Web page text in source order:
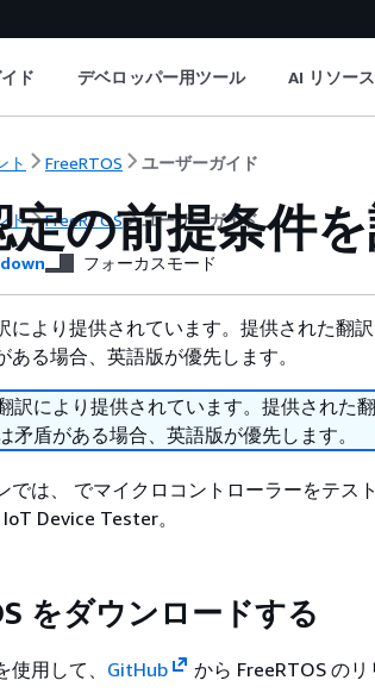
ド デベロッパー用ツール AI リソース
ト FreeRTOS ユーザーガイド
ト FreeRTOS ユーザーガイド
定の前提条件
フォーカスモード
により提供されています。提供された翻
ある場合、英語版が優先します。
訳により提供されています。提供された
矛盾がある場合、英語版が優先します。
では、 でマイクロコントローラーをテス
Device Tester。
をダウンロードする
用して、 GitHub
から FreeRTOS の